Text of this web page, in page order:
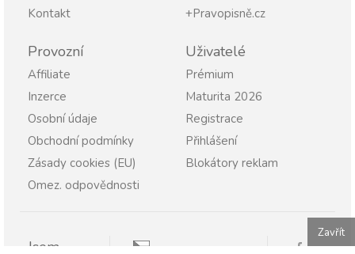
Kontakt
+Pravopisně.cz
Provozní
Affiliate
Inzerce
Osobní údaje
Obchodní podmínky
Zásady cookies (EU)
Omez. odpovědnosti
Uživatelé
Prémium
Maturita 2026
Registrace
Přihlášení
Blokátory reklam
Jsem
Zavřít